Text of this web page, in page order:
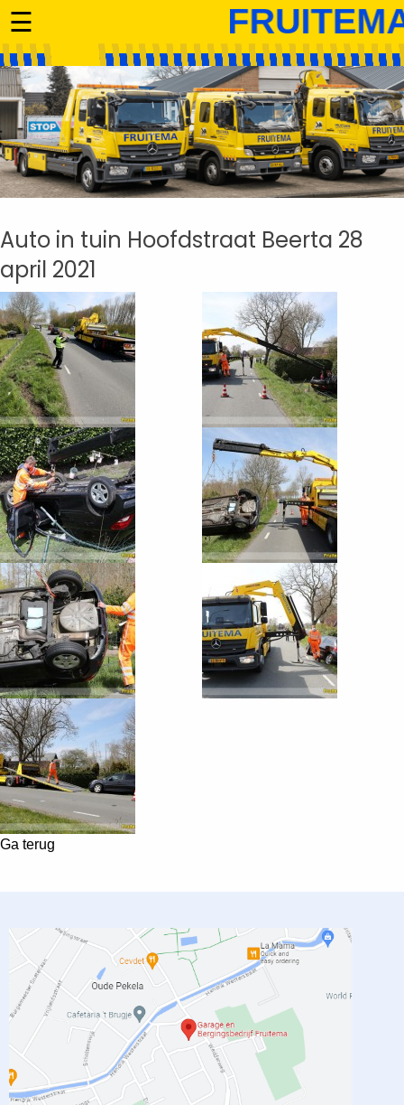
☰
Auto in tuin Hoofdstraat Beerta 28
april 2021
Ga terug